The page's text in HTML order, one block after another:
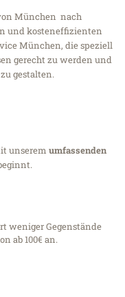
München nach
und kosteneffizienten
München, die speziell
gerecht zu werden und
gestalten.
unserem umfassenden
weniger Gegenstände
ab 100€ an.